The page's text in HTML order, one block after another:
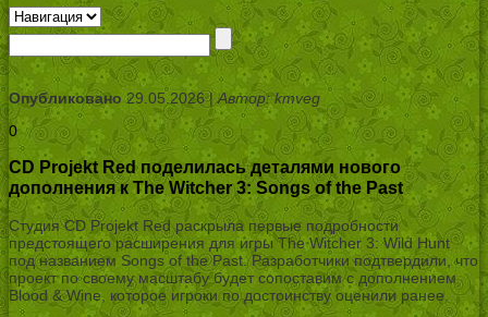
Опубликовано29.05.2026 |Автор: kmveg
0
CD Projekt Red поделилась деталями нового
дополнения к The Witcher 3: Songs of the Past
Студия CD Projekt Red раскрыла первые подробности
предстоящего расширения для игры The Witcher 3: Wild Hunt
под названием Songs of the Past. Разработчики подтвердили, что
проект по своему масштабу будет сопоставим с дополнением
Blood & Wine, которое игроки по достоинству оценили ранее.